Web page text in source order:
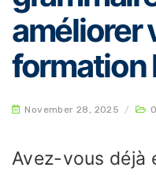
améliorer
formation
November 28, 2025 /
Avez-vous déjà